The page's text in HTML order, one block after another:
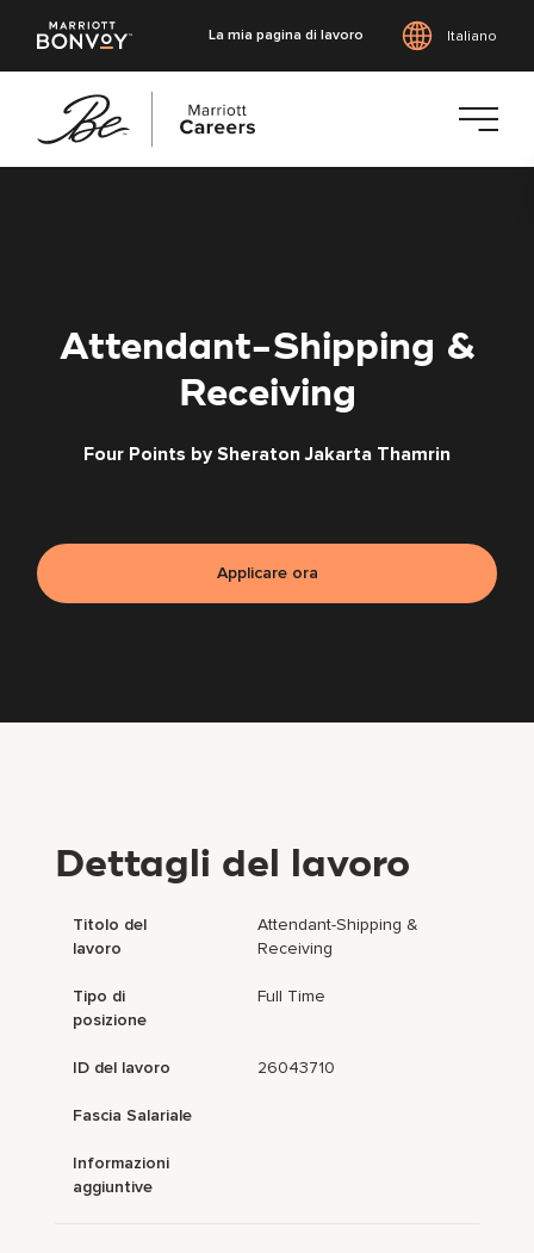
La mia pagina di lavoro Italiano
Attendant-Shipping &
Receiving
Four Points by Sheraton Jakarta Thamrin
Applicare ora
Dettagli del lavoro
Titolo del
lavoro
Attendant-Shipping &
Receiving
Tipo di
posizione
Full Time
ID del lavoro 26043710
Fascia Salariale
Informazioni
aggiuntive